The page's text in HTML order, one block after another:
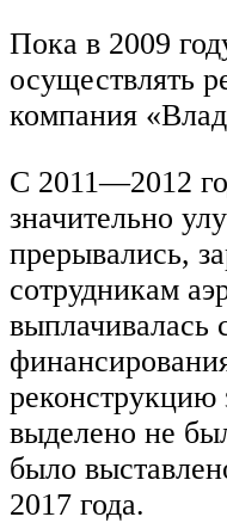
Пока в 2009
осуществлять
компания
С 2011—2012
значительно
прерывались,
сотрудникам
выплачивалась
реконструкцию
выделено не
было
2017 года.